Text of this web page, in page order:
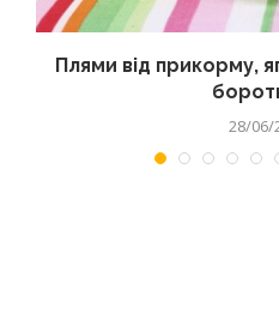
Плями від прикорму,
28/06/